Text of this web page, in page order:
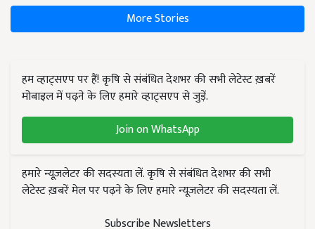
More Stories
हम व्हाट्सएप पर हैं! कृषि से संबंधित देशभर की सभी लेटेस्ट ख़बरें
मोबाइल में पढ़ने के लिए हमारे व्हाट्सएप से जुड़ें.
Join on WhatsApp
हमारे न्यूज़लेटर की सदस्यता लें. कृषि से संबंधित देशभर की सभी
लेटेस्ट ख़बरें मेल पर पढ़ने के लिए हमारे न्यूज़लेटर की सदस्यता लें.
Subscribe Newsletters